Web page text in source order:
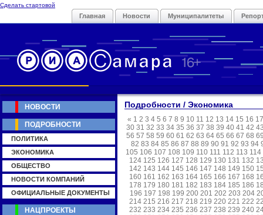
Сделать стартовой
Главная Новости Муниципалитеты
Подробности / Экономика
« 1 2 3 4 5 6 7 8 9 10 11 12 13 14 15 16 17
30 31 32 33 34 35 36 37 38 39 40 41 42
56 57 58 59 60 61 62 63 64 65 66 67 68
82 83 84 85 86 87 88 89 90 91 92 93 94
105 106 107 108 109 110 111 112 113 114
124 125 126 127 128 129 130 131 132
142 143 144 145 146 147 148 149 150
160 161 162 163 164 165 166 167 168
178 179 180 181 182 183 184 185 186
196 197 198 199 200 201 202 203 204
214 215 216 217 218 219 220 221 222
232 233 234 235 236 237 238 239 240
НОВОСТИ
ПОДРОБНОСТИ
ПОЛИТИКА
ЭКОНОМИКА
ОБЩЕСТВО
НОВОСТИ КОМПАНИЙ
ОФИЦИАЛЬНЫЕ ДОКУМЕНТЫ
НАЦПРОЕКТЫ